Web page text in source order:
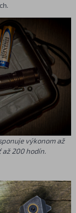
výkonom až
200 hodín.